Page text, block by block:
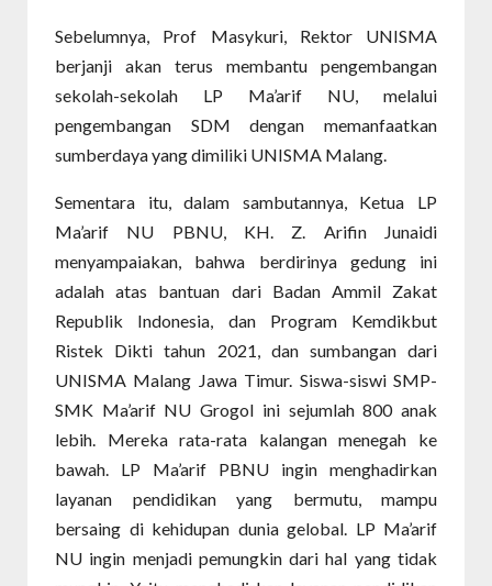
Sebelumnya, Prof Masykuri, Rektor UNISMA
berjanji akan terus membantu pengembangan
sekolah-sekolah LP Ma’arif NU, melalui
pengembangan SDM dengan memanfaatkan
sumberdaya yang dimiliki UNISMA Malang.
Sementara itu, dalam sambutannya, Ketua LP
Ma’arif NU PBNU, KH. Z. Arifin Junaidi
menyampaiakan, bahwa berdirinya gedung ini
adalah atas bantuan dari Badan Ammil Zakat
Republik Indonesia, dan Program Kemdikbut
Ristek Dikti tahun 2021, dan sumbangan dari
UNISMA Malang Jawa Timur. Siswa-siswi SMP-
SMK Ma’arif NU Grogol ini sejumlah 800 anak
lebih. Mereka rata-rata kalangan menegah ke
bawah. LP Ma’arif PBNU ingin menghadirkan
layanan pendidikan yang bermutu, mampu
bersaing di kehidupan dunia gelobal. LP Ma’arif
NU ingin menjadi pemungkin dari hal yang tidak